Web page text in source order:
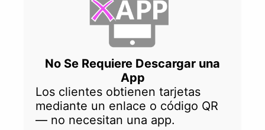
No Se Requiere Descargar una
App
Los clientes obtienen tarjetas
mediante un enlace o código QR
— no necesitan una app.